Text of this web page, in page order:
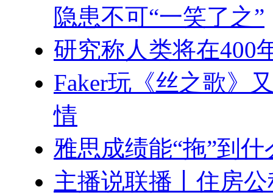
隐患不可“一笑了之”
研究称人类将在400
Faker玩《丝之歌》
情
雅思成绩能“拖”到
主播说联播丨住房